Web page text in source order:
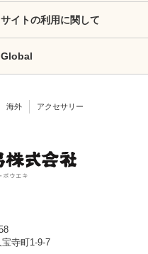
サイトの利用に関して
Global
海外 アクセサリー
寺町1-9-7